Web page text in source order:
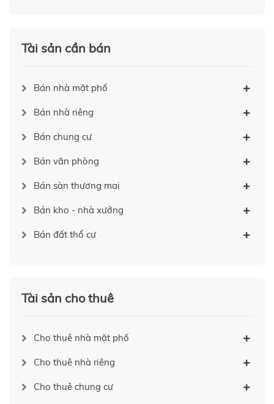
Tài sản cần bán
Bán nhà mặt phố
Bán nhà riêng
Bán chung cư
Bán văn phòng
Bán sàn thương mại
Bán kho - nhà xưởng
Bán đất thổ cư
Tài sản cho thuê
Cho thuê nhà mặt phố
Cho thuê nhà riêng
Cho thuê chung cư